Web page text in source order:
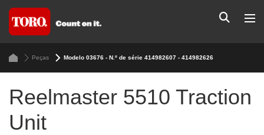
Peças Modelo 03676 - N.º de série 414982607 - 414982626
Reelmaster 5510 Traction
Unit